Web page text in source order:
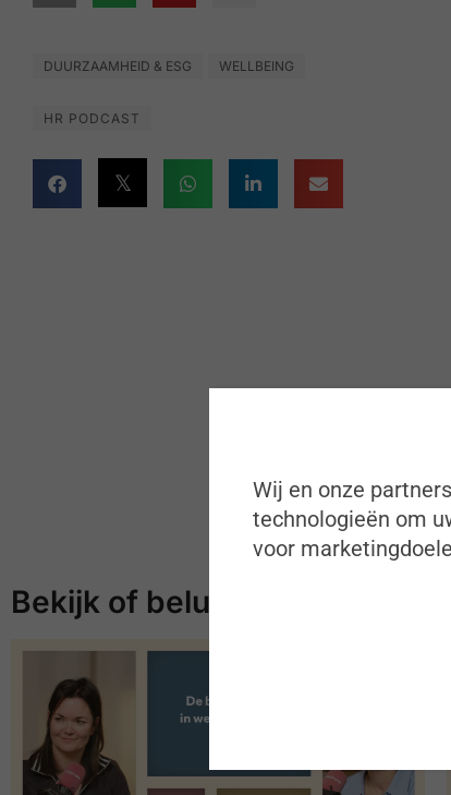
DUURZAAMHEID & ESG WELLBEING
HR PODCAST
Bekijk of beluister meer
Wij en onze
technologieën om
voor